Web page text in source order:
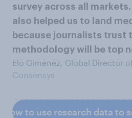
survey across all markets.
also helped us to land
because journalists trust
methodology will be top
Elo Gimenez, Global Director
Consensys
How to use research data to